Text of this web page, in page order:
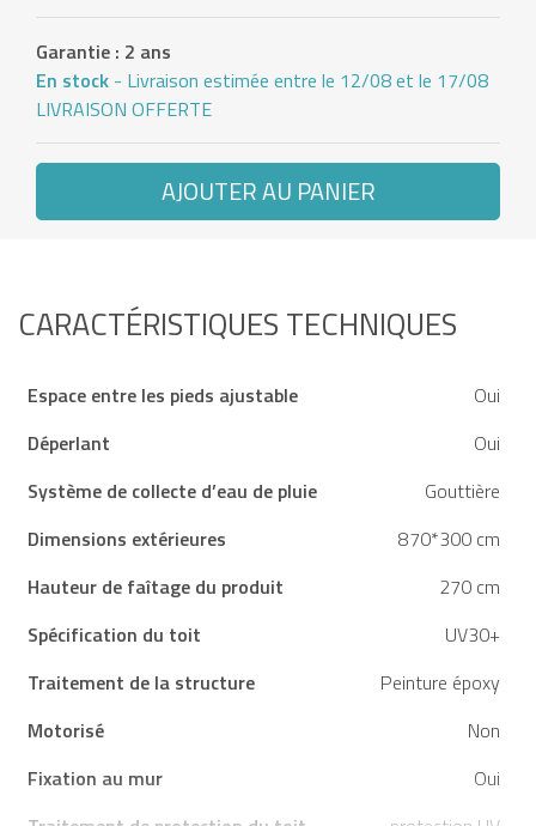
Garantie : 2 ans
En stock - Livraison estimée entre le 12/08 et le 17/08
LIVRAISON OFFERTE
AJOUTER AU PANIER
CARACTÉRISTIQUES TECHNIQUES
Espace entre les pieds ajustable
Oui
Déperlant
Oui
Système de collecte d’eau de pluie
Gouttière
Dimensions extérieures
870*300 cm
Hauteur de faîtage du produit
270 cm
Spécification du toit
UV30+
Traitement de la structure
Peinture époxy
Motorisé
Non
Fixation au mur
Oui